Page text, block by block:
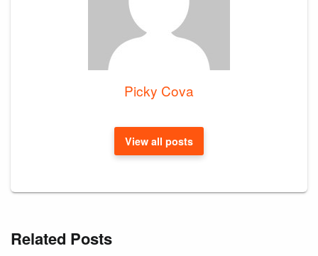
Picky Cova
View all posts
Related Posts